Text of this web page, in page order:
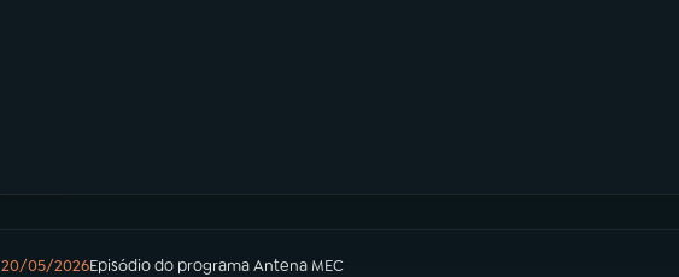
20/05/2026Episódiodo programaAntena MEC